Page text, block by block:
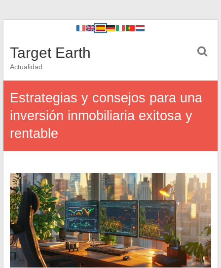
Target Earth
Actualidad
Estrategias y consejos para una
inversión inmobiliaria exitosa y
rentable